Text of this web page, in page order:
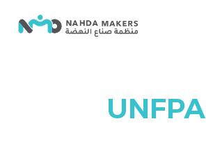
UNFPA